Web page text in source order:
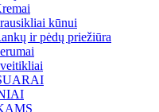
kūnui
ir pėdų priežiūra